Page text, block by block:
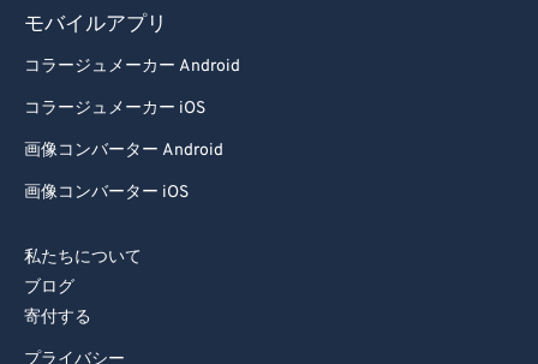
モバイルアプリ
コラージュメーカー Android
コラージュメーカー iOS
画像コンバーター Android
画像コンバーター iOS
私たちについて
ブログ
寄付する
プライバシー